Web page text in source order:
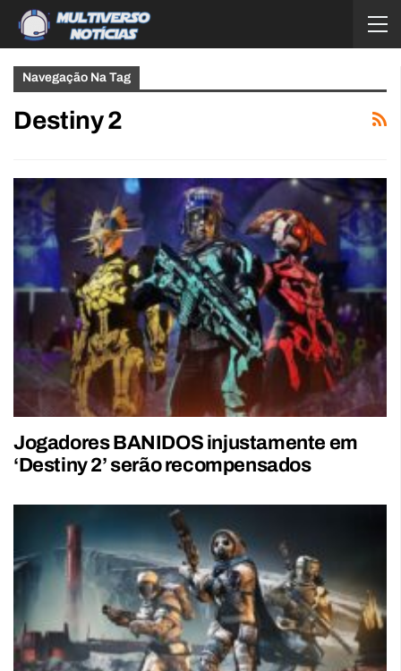
Navegação Na Tag
Destiny 2
Jogadores BANIDOS injustamente em
‘Destiny 2’ serão recompensados